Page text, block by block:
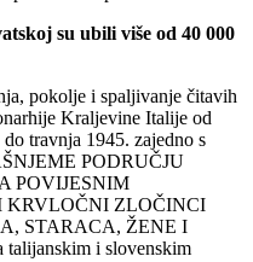
su ubili više od 40 000
pokolje i spaljivanje čitavih
Kraljevine Italije od
travnja 1945. zajedno s
PODRUČJU
POVIJESNIM
KRVLOČNI ZLOČINCI
STARACA, ŽENE I
talijanskim i slovenskim